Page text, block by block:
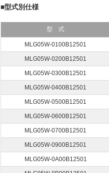
■型式別仕様
型 式
MLG05W-0100B12501
MLG05W-0200B12501
MLG05W-0300B12501
MLG05W-0400B12501
MLG05W-0500B12501
MLG05W-0600B12501
MLG05W-0700B12501
MLG05W-0900B12501
MLG05W-0A00B12501